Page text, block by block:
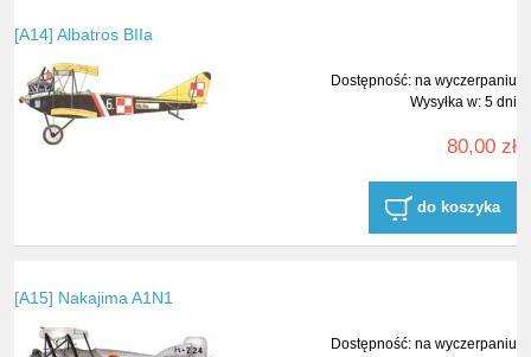
[A14] Albatros BIIa
Dostępność: na wyczerpaniu
Wysyłka w: 5 dni
80,00 zł
do koszyka
[A15] Nakajima A1N1
Dostępność: na wyczerpaniu